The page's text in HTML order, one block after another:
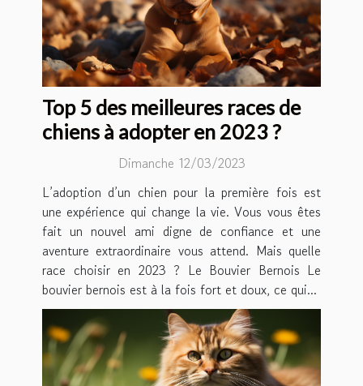
Top 5 des meilleures races de
chiens à adopter en 2023 ?
Dimanche 12/03/2023
L’adoption d’un chien pour la première fois est
une expérience qui change la vie. Vous vous êtes
fait un nouvel ami digne de confiance et une
aventure extraordinaire vous attend. Mais quelle
race choisir en 2023 ? Le Bouvier Bernois Le
bouvier bernois est à la fois fort et doux, ce qui...